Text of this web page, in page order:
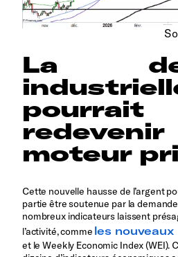
La
pourrait
moteur
Cette nouvelle hausse de l’argent
partie être soutenue par la
nombreux indicateurs laissent
l’activité, comme les
et le Weekly Economic Index (WEI).